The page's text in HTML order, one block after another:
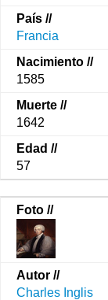
Francia
1585
1642
57
Charles Inglis